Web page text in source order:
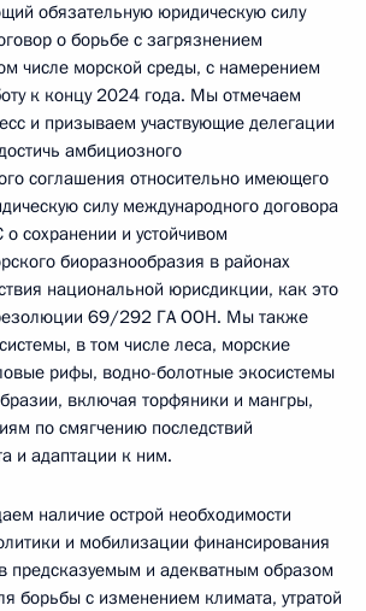
обязательную юридическую силу
о борьбе с загрязнением
числе морской среды, с намерением
к концу 2024 года. Мы отмечаем
и призываем участвующие делегации
амбициозного
соглашения относительно имеющего
силу международного договора
сохранении и устойчивом
биоразнообразия в районах
национальной юрисдикции, как это
69/292 ГА ООН. Мы также
в том числе леса, морские
рифы, водно-болотные экосистемы
включая торфяники и мангры,
по смягчению последствий
и адаптации к ним.
наличие острой необходимости
и мобилизации финансирования
предсказуемым и адекватным образом
борьбы с изменением климата, утратой